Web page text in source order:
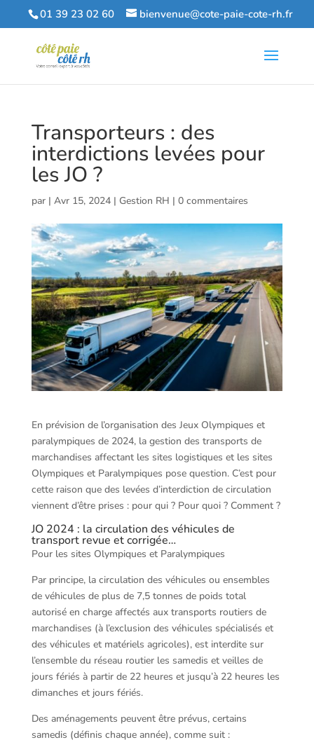
01 39 23 02 60 bienvenue@cote-paie-cote-rh.fr
Transporteurs : des
interdictions levées pour
les JO ?
par | Avr 15, 2024| Gestion RH | 0 commentaires
En prévision de l’organisation des Jeux Olympiques et
paralympiques de 2024, la gestion des transports de
marchandises affectant les sites logistiques et les sites
Olympiques et Paralympiques pose question. C’est pour
cette raison que des levées d’interdiction de circulation
viennent d’être prises : pour qui ? Pour quoi ? Comment ?
JO 2024 : la circulation des véhicules de
transport revue et corrigée…
Pour les sites Olympiques et Paralympiques
Par principe, la circulation des véhicules ou ensembles
de véhicules de plus de 7,5 tonnes de poids total
autorisé en charge affectés aux transports routiers de
marchandises (à l’exclusion des véhicules spécialisés et
des véhicules et matériels agricoles), est interdite sur
l’ensemble du réseau routier les samedis et veilles de
jours fériés à partir de 22 heures et jusqu’à 22 heures les
dimanches et jours fériés.
Des aménagements peuvent être prévus, certains
samedis (définis chaque année), comme suit :